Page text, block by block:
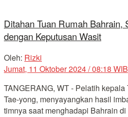
Ditahan Tuan Rumah Bahrain,
dengan Keputusan Wasit
Oleh: Rizki
Jumat, 11 Oktober 2024 / 08:18 WIB
TANGERANG, WT - Pelatih
Tae-yong, menyayangkan hasil
timnya saat menghadapi Bahrain di